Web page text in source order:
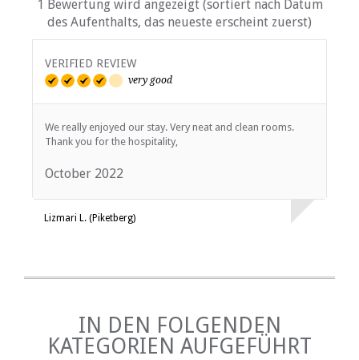
1 Bewertung wird angezeigt (sortiert nach Datum
des Aufenthalts, das neueste erscheint zuerst)
VERIFIED REVIEW
very good
We really enjoyed our stay. Very neat and clean rooms.
Thank you for the hospitality,
October 2022
Lizmari L. (Piketberg)
IN DEN FOLGENDEN
KATEGORIEN AUFGEFÜHRT